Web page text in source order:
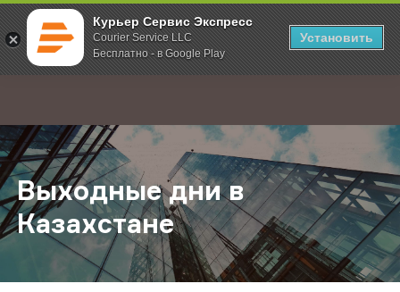
Курьер Сервис Экспресс
Courier Service LLC
Бесплатно - в Google Play
Установить
; Главная О компании Новости Выходные дни в Казахстане
Выходные дни в
Казахстане